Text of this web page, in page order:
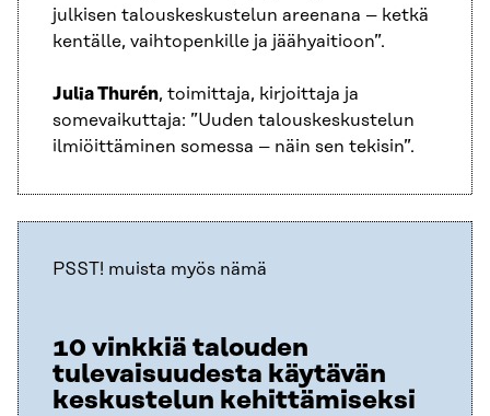
julkisen talouskeskustelun areenana – ketkä
kentälle, vaihtopenkille ja jäähyaitioon”.
Julia Thurén, toimittaja, kirjoittaja ja
somevaikuttaja: ”Uuden talouskeskustelun
ilmiöittäminen somessa – näin sen tekisin”.
PSST! muista myös nämä
10 vinkkiä talouden
tulevaisuudesta käytävän
keskustelun kehittämiseksi